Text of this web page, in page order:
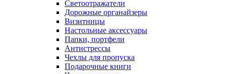
Светоотражатели
Дорожные органайзеры
Визитницы
Настольные аксессуары
Папки, портфели
Антистрессы
Чехлы для пропуска
Подарочные книги